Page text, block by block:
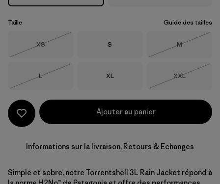
Taille Guide des tailles
Taille
XS
Taille
S Taille
M
Taille
L
Taille
XL Taille
XXL
Ajouter au panier
Informations sur la livraison, Retours & Echanges
Simple et sobre, notre Torrentshell 3L Rain Jacket répond à